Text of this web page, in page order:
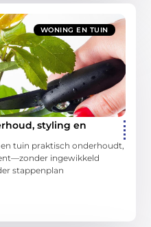
WONING EN TUIN
styling en
en tuin praktisch onderhoudt,
ingewikkeld
stappenplan